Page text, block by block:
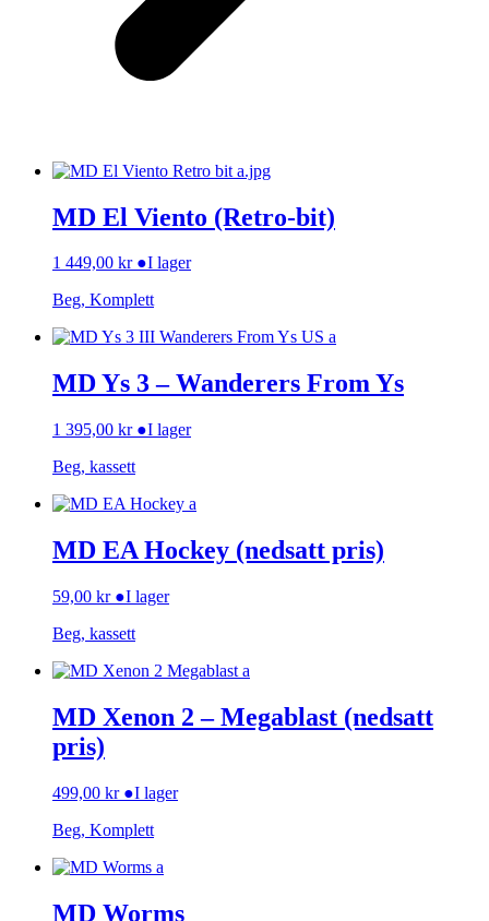
MD El Viento (Retro-bit)
1 449,00 kr ●I lager
Beg, Komplett
MD Ys 3 – Wanderers From Ys
1 395,00 kr ●I lager
Beg, kassett
MD EA Hockey (nedsatt pris)
59,00 kr ●I lager
Beg, kassett
MD Xenon 2 – Megablast (nedsatt
pris)
499,00 kr ●I lager
Beg, Komplett
MD Worms